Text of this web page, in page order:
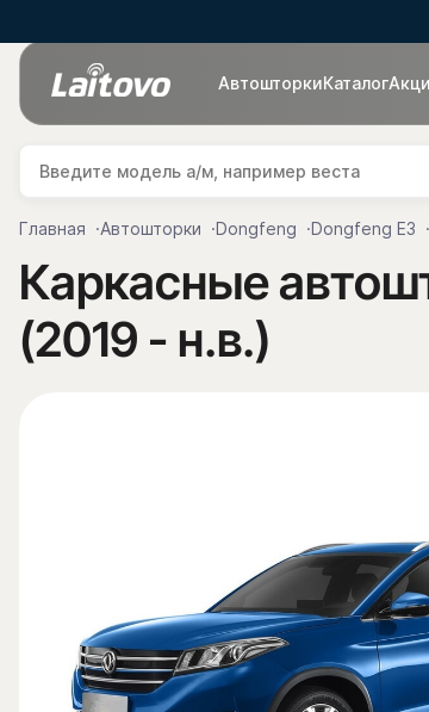
АвтошторкиКаталог
Главная Автошторки Dongfeng Dongfeng E3
Каркасные
(2019 - н.в.)